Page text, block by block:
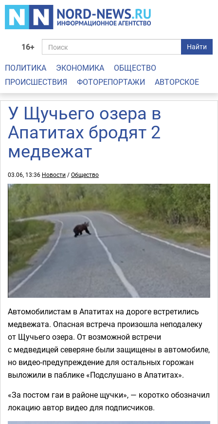
16+ Найти
ПОЛИТИКА ЭКОНОМИКА
ОБЩЕСТВО
ПРОИСШЕСТВИЯ
ФОТОРЕПОРТАЖИ АВТОРСКОЕ
У Щучьего озера в
Апатитах бродят 2
медвежат
03.06, 13:36 Новости /Общество
Автомобилистам в Апатитах на дороге встретились
медвежата. Опасная встреча произошла неподалеку
от Щучьего озера. От возможной встречи
с медведицей северяне были защищены в автомобиле,
но видео-предупреждение для остальных горожан
выложили в паблике «Подслушано в Апатитах».
«За постом гаи в районе щучки», — коротко обозначил
локацию автор видео для подписчиков.